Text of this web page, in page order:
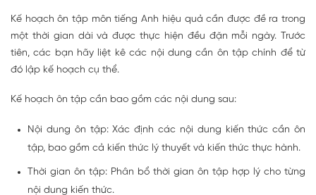
Kế hoạch ôn tập môn tiếng Anh hiệu quả cần được đề ra trong
một thời gian dài và được thực hiện đều đặn mỗi ngày. Trước
tiên, các bạn hãy liệt kê các nội dung cần ôn tập chính để từ
đó lập kế hoạch cụ thể.
Kế hoạch ôn tập cần bao gồm các nội dung sau:
Nội dung ôn tập: Xác định các nội dung kiến thức cần ôn
tập, bao gồm cả kiến thức lý thuyết và kiến thức thực hành.
Thời gian ôn tập: Phân bổ thời gian ôn tập hợp lý cho từng
nội dung kiến thức.